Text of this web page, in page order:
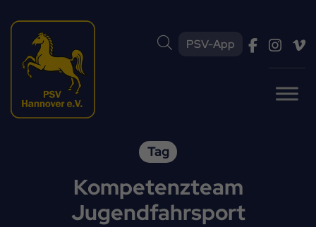
PSV-App
Tag
Kompetenzteam
Jugendfahrsport